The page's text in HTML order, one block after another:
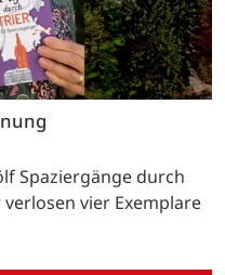
Spaziergänge durch
vier Exemplare